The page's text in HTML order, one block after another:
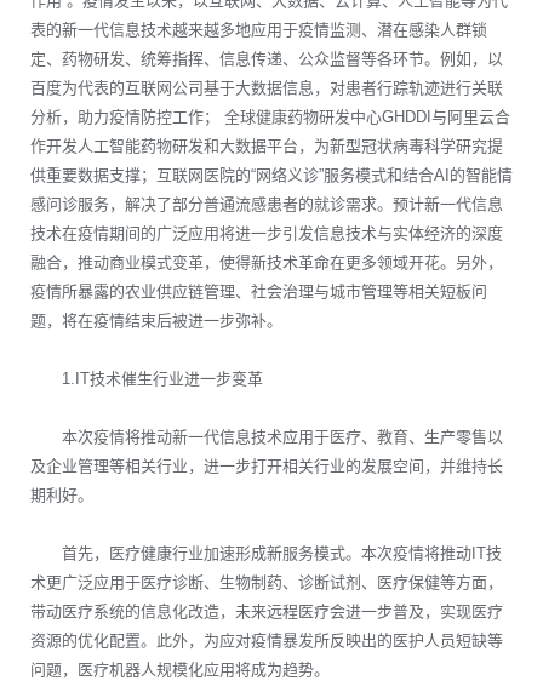
表的新一代信息技术越来越多地应用于疫情监测、潜在感染人群锁
定、药物研发、统筹指挥、信息传递、公众监督等各环节。例如，以
百度为代表的互联网公司基于大数据信息，对患者行踪轨迹进行关联
分析，助力疫情防控工作； 全球健康药物研发中心GHDDI与阿里云合
作开发人工智能药物研发和大数据平台，为新型冠状病毒科学研究提
供重要数据支撑；互联网医院的“网络义诊”服务模式和结合AI的智能情
感问诊服务，解决了部分普通流感患者的就诊需求。预计新一代信息
技术在疫情期间的广泛应用将进一步引发信息技术与实体经济的深度
融合，推动商业模式变革，使得新技术革命在更多领域开花。另外，
疫情所暴露的农业供应链管理、社会治理与城市管理等相关短板问
题，将在疫情结束后被进一步弥补。
1.IT技术催生行业进一步变革
本次疫情将推动新一代信息技术应用于医疗、教育、生产零售以
及企业管理等相关行业，进一步打开相关行业的发展空间，并维持长
期利好。
首先，医疗健康行业加速形成新服务模式。本次疫情将推动IT技
术更广泛应用于医疗诊断、生物制药、诊断试剂、医疗保健等方面，
带动医疗系统的信息化改造，未来远程医疗会进一步普及，实现医疗
资源的优化配置。此外，为应对疫情暴发所反映出的医护人员短缺等
问题，医疗机器人规模化应用将成为趋势。